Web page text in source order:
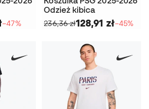
−47%
Odzież kibica
236,36 zł128,91 zł−45%